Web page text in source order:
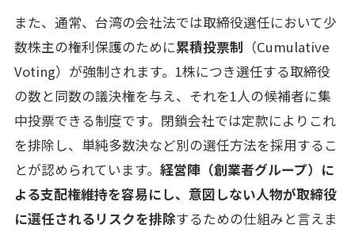
また、通常、台湾の会社法では取締役選任において少
数株主の権利保護のために累積投票制 （Cumulative
Voting）が強制されます。1株につき選任する取締役
の数と同数の議決権を与え、それを1人の候補者に集
中投票できる制度です。閉鎖会社では定款によりこれ
を排除し、単純多数決など別の選任方法を採用するこ
とが認められています。 経営陣（創業者グループ）に
よる支配権維持を容易にし、意図しない人物が取締役
に選任されるリスクを排除するための仕組みと言えま